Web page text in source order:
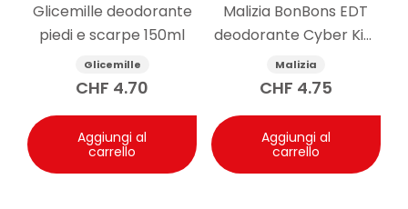
Glicemille deodorante
piedi e scarpe 150ml
Glicemille
CHF 4.70
Aggiungi al
carrello
Malizia BonBons EDT
deodorante Cyber Kiwi
75 ml
Malizia
CHF 4.75
Aggiungi al
carrello